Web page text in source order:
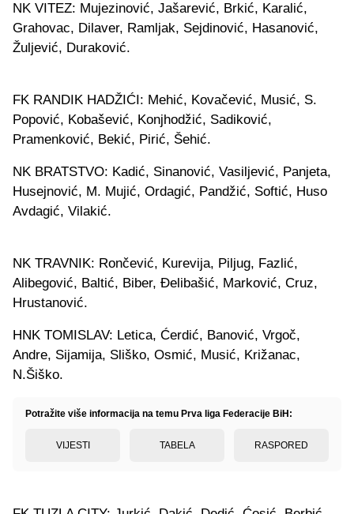
NK VITEZ: Mujezinović, Jašarević, Brkić, Karalić,
Grahovac, Dilaver, Ramljak, Sejdinović, Hasanović,
Žuljević, Duraković.
FK RANDIK HADŽIĆI: Mehić, Kovačević, Musić, S.
Popović, Kobašević, Konjhodžić, Sadiković,
Pramenković, Bekić, Pirić, Šehić.
NK BRATSTVO: Kadić, Sinanović, Vasiljević, Panjeta,
Husejnović, M. Mujić, Ordagić, Pandžić, Softić, Huso
Avdagić, Vilakić.
NK TRAVNIK: Rončević, Kurevija, Piljug, Fazlić,
Alibegović, Baltić, Biber, Đelibašić, Marković, Cruz,
Hrustanović.
HNK TOMISLAV: Letica, Ćerdić, Banović, Vrgoč,
Andre, Sijamija, Sliško, Osmić, Musić, Križanac,
N.Šiško.
Potražite više informacija na temu Prva liga Federacije BiH:
VIJESTI TABELA RASPORED